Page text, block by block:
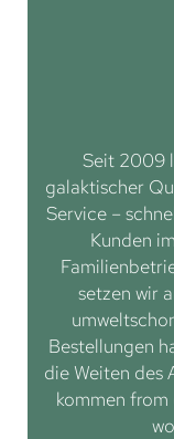
Seit 2009
galaktischer
Service –
Kunden
setzen wir
Bestellungen
die Weiten des
kommen